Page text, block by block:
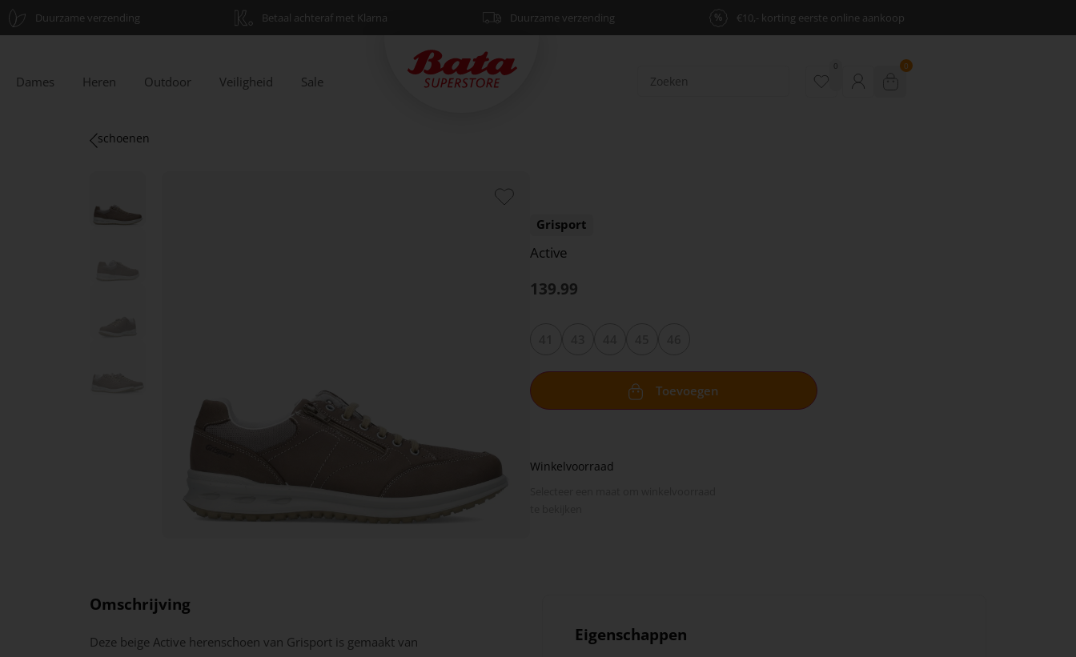
Duurzame verzending Betaal achteraf met Klarna Duurzame verzending % €10,- korting eerste online aankoop
Dames Heren Outdoor Veiligheid Sale
0 0
schoenen
Grisport
Active
139.99
Toevoegen
Winkelvoorraad
Omschrijving
Deze beige Active herenschoen van Grisport is gemaakt van
Eigenschappen